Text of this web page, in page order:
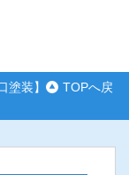
装】
TOPへ戻